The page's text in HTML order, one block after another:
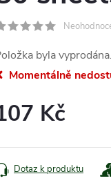
byla
Momentálně
Kč
Dotaz k produktu